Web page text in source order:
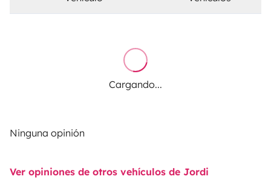
Cargando...
Ninguna opinión
Ver opiniones de otros vehículos de Jordi